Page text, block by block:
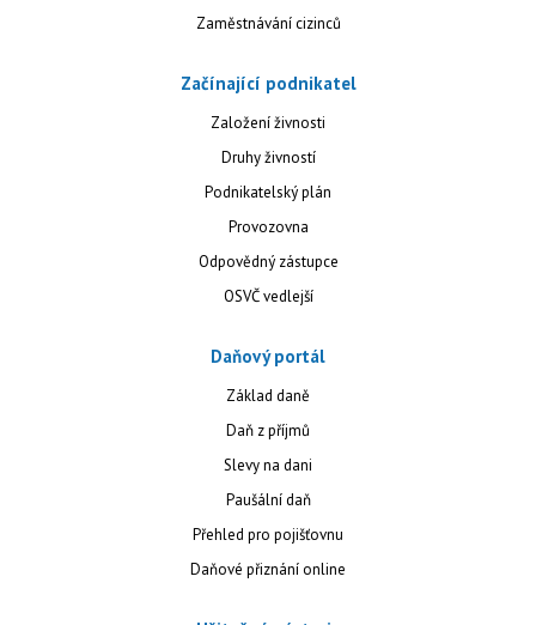
Zaměstnávání cizinců
Začínající podnikatel
Založení živnosti
Druhy živností
Podnikatelský plán
Provozovna
Odpovědný zástupce
OSVČ vedlejší
Daňový portál
Základ daně
Daň z příjmů
Slevy na dani
Paušální daň
Přehled pro pojišťovnu
Daňové přiznání online